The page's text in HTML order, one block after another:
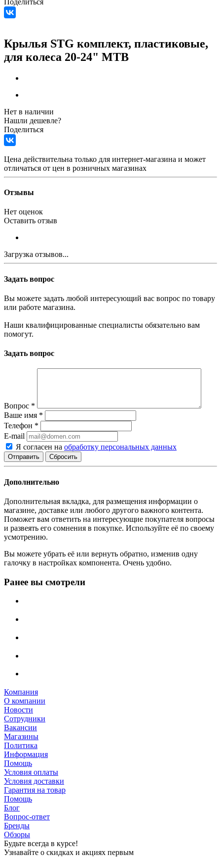
Поделиться
Крылья STG комплект, пластиковые,
для колеса 20-24" MTB
Нет в наличии
Нашли дешевле?
Поделиться
Цена действительна только для интернет-магазина и может
отличаться от цен в розничных магазинах
Отзывы
Нет оценок
Оставить отзыв
Загрузка отзывов...
Задать вопрос
Вы можете задать любой интересующий вас вопрос по товару
или работе магазина.
Наши квалифицированные специалисты обязательно вам
помогут.
Задать вопрос
Вопрос *
Ваше имя *
Телефон *
E-mail
Я согласен на обработку персональных данных
Сбросить
Дополнительно
Дополнительная вкладка, для размещения информации о
магазине, доставке или любого другого важного контента.
Поможет вам ответить на интересующие покупателя вопросы
и развеять его сомнения в покупке. Используйте её по своему
усмотрению.
Вы можете убрать её или вернуть обратно, изменив одну
галочку в настройках компонента. Очень удобно.
Ранее вы смотрели
Компания
О компании
Новости
Сотрудники
Вакансии
Магазины
Политика
Информация
Помощь
Условия оплаты
Условия доставки
Гарантия на товар
Помощь
Блог
Вопрос-ответ
Бренды
Обзоры
Будьте всегда в курсе!
Узнавайте о скидках и акциях первым